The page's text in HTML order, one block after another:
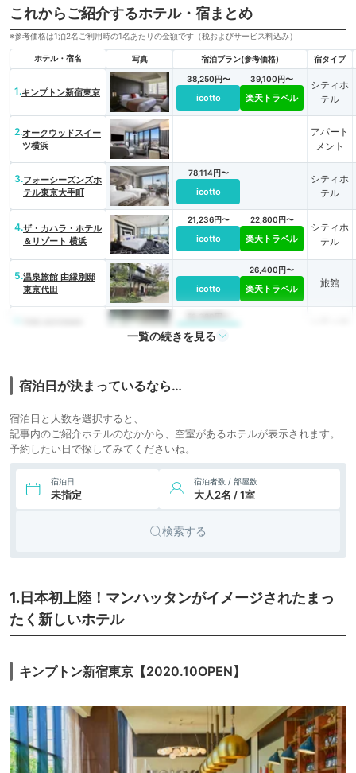
これからご紹介するホテル・宿まとめ
※参考価格は1泊2名ご利用時の1名あたりの金額です（税およびサービス料込み）
ホテル・宿名 写真 宿泊プラン(参考価格) 宿タイプ
1.キンプトン新宿東京
38,250円〜
icotto
39,100円〜
楽天トラベル
シティホ
テル
2.オークウッドスイー
ツ横浜
アパート
メント
3.フォーシーズンズホ
テル東京大手町
78,114円〜
icotto
シティホ
テル
4.ザ・カハラ・ホテル
＆リゾート 横浜
21,236円〜
icotto
22,800円〜
楽天トラベル
シティホ
テル
5.温泉旅館 由縁別邸
東京代田
icotto
26,400円〜
楽天トラベル 旅館
icotto
ェンシー 横浜
一覧の続きを見る
宿泊日が決まっているなら…
宿泊日と人数を選択すると、
記事内のご紹介ホテルのなかから、空室があるホテルが表示されます。
予約したい日で探してみてくださいね。
宿泊日
未指定
宿泊者数 / 部屋数
大人2名 / 1室
検索する
1.日本初上陸！マンハッタンがイメージされたまっ
たく新しいホテル
キンプトン新宿東京【2020.10OPEN】